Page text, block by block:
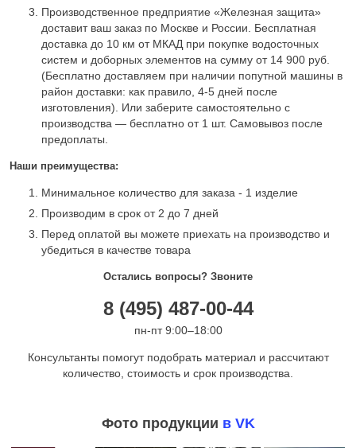
Производственное предприятие «Железная защита»
доставит ваш заказ по Москве и России. Бесплатная
доставка до 10 км от МКАД при покупке водосточных
систем и доборных элементов на сумму от 14 900 руб.
(Бесплатно доставляем при наличии попутной машины в
район доставки: как правило, 4-5 дней после
изготовления). Или заберите самостоятельно с
производства — бесплатно от 1 шт. Самовывоз после
предоплаты.
Наши преимущества:
Минимальное количество для заказа - 1 изделие
Производим в срок от 2 до 7 дней
Перед оплатой вы можете приехать на производство и
убедиться в качестве товара
Остались вопросы? Звоните
8 (495) 487-00-44
пн-пт 9:00–18:00
Консультанты помогут подобрать материал и рассчитают
количество, стоимость и срок производства.
Фото продукции в VK